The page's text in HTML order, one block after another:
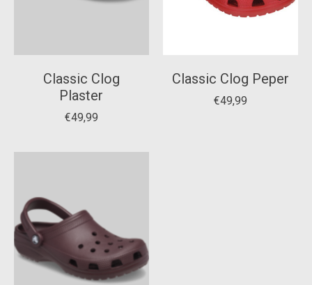
Classic Clog
Plaster
€49,99
Classic Clog Peper
€49,99